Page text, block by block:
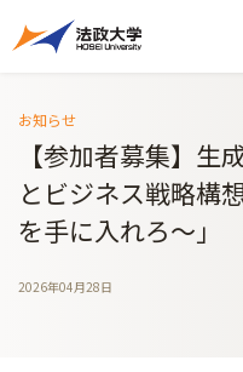
お知らせ
【参加者募集】生
とビジネス戦略構
を手に入れろ～」
2026年04月28日